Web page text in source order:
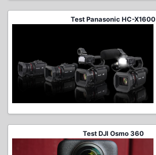
Test Panasonic HC-X1600
Test DJI Osmo 360